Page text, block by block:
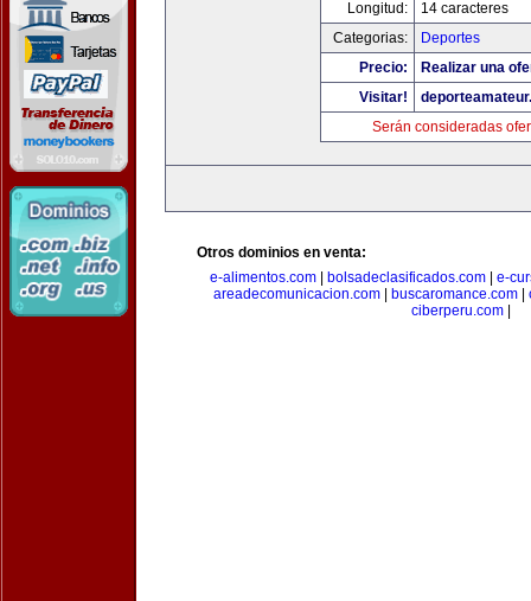
Longitud:
14 caracteres
Categorias:
Deportes
Precio:
Realizar una
Visitar!
Serán consideradas
Otros dominios en venta:
e-alimentos.com| bolsadeclasificados.com| e-
areadecomunicacion.com| buscaromance.com|
ciberperu.com